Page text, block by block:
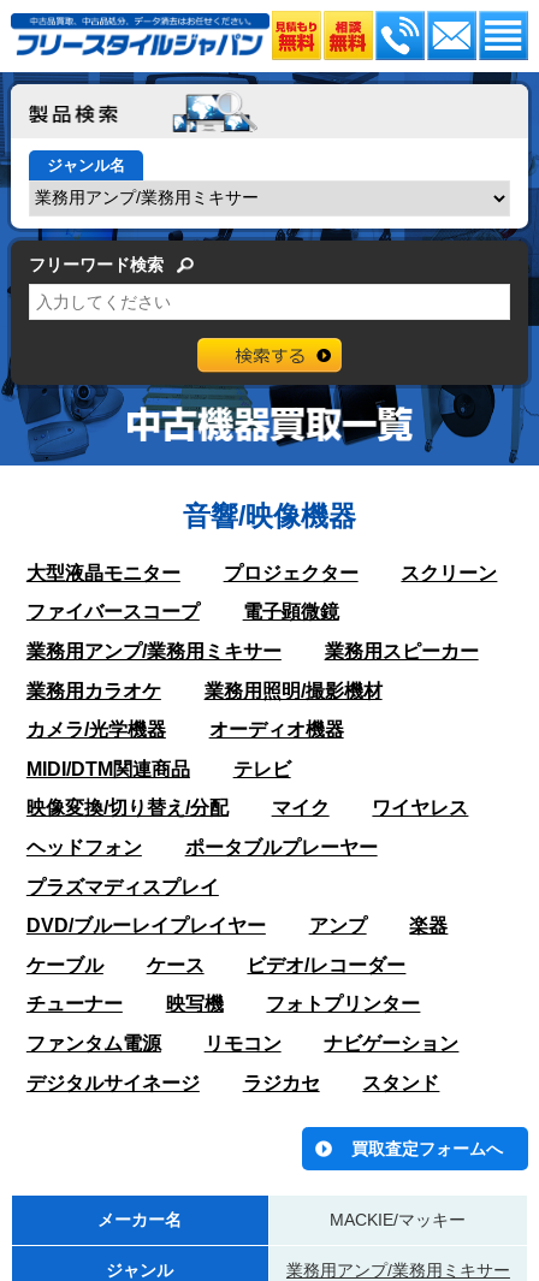
ジャンル名
フリーワード検索
音響/映像機器
大型液晶モニター プロジェクター
スクリーン
ファイバースコープ
電子顕微鏡
業務用アンプ/業務用ミキサー
業務用スピーカー
業務用カラオケ
業務用照明/撮影機材
カメラ/光学機器
オーディオ機器
MIDI/DTM関連商品
テレビ
映像変換/切り替え/分配
マイク
ワイヤレス
ヘッドフォン
ポータブルプレーヤー
プラズマディスプレイ
DVD/ブルーレイプレイヤー
アンプ
楽器
ケーブル
ケース
ビデオ/レコーダー
チューナー
映写機
フォトプリンター
ファンタム電源
リモコン
ナビゲーション
デジタルサイネージ
ラジカセ スタンド
メーカー名 MACKIE/マッキー
ジャンル 業務用アンプ/業務用ミキサー